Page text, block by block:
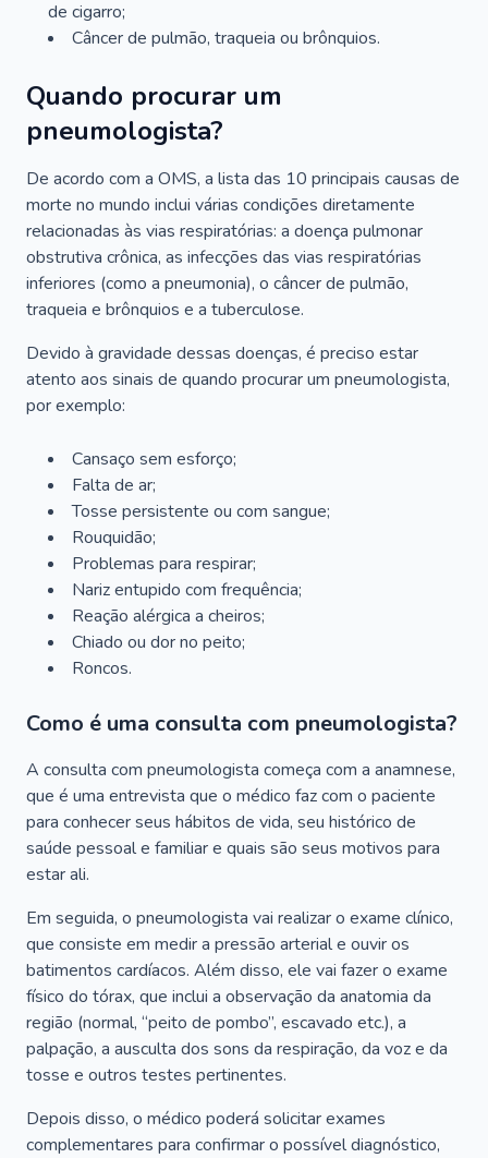
de cigarro;
Câncer de pulmão, traqueia ou brônquios.
Quando procurar um
pneumologista?
De acordo com a OMS, a lista das 10 principais causas de
morte no mundo inclui várias condições diretamente
relacionadas às vias respiratórias: a doença pulmonar
obstrutiva crônica, as infecções das vias respiratórias
inferiores (como a pneumonia), o câncer de pulmão,
traqueia e brônquios e a tuberculose.
Devido à gravidade dessas doenças, é preciso estar
atento aos sinais de quando procurar um pneumologista,
por exemplo:
Cansaço sem esforço;
Falta de ar;
Tosse persistente ou com sangue;
Rouquidão;
Problemas para respirar;
Nariz entupido com frequência;
Reação alérgica a cheiros;
Chiado ou dor no peito;
Roncos.
Como é uma consulta com pneumologista?
A consulta com pneumologista começa com a anamnese,
que é uma entrevista que o médico faz com o paciente
para conhecer seus hábitos de vida, seu histórico de
saúde pessoal e familiar e quais são seus motivos para
estar ali.
Em seguida, o pneumologista vai realizar o exame clínico,
que consiste em medir a pressão arterial e ouvir os
batimentos cardíacos. Além disso, ele vai fazer o exame
físico do tórax, que inclui a observação da anatomia da
região (normal, “peito de pombo”, escavado etc.), a
palpação, a ausculta dos sons da respiração, da voz e da
tosse e outros testes pertinentes.
Depois disso, o médico poderá solicitar exames
complementares para confirmar o possível diagnóstico,